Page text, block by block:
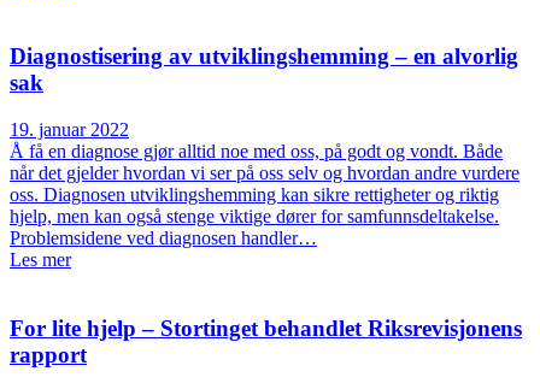
Diagnostisering av utviklingshemming – en alvorlig
sak
19. januar 2022
Å få en diagnose gjør alltid noe med oss, på godt og vondt. Både
når det gjelder hvordan vi ser på oss selv og hvordan andre vurdere
oss. Diagnosen utviklingshemming kan sikre rettigheter og riktig
hjelp, men kan også stenge viktige dører for samfunnsdeltakelse.
Problemsidene ved diagnosen handler…
Les mer
For lite hjelp – Stortinget behandlet Riksrevisjonens
rapport